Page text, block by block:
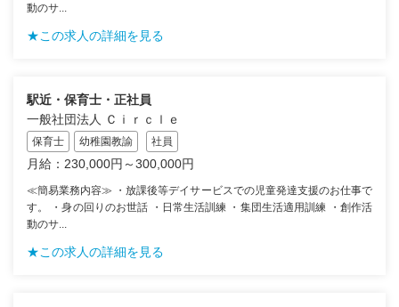
動のサ...
★この求人の詳細を見る
駅近・保育士・正社員
一般社団法人 Ｃｉｒｃｌｅ
保育士 幼稚園教諭 社員
月給：230,000円～300,000円
≪簡易業務内容≫ ・放課後等デイサービスでの児童発達支援のお仕事で
す。 ・身の回りのお世話 ・日常生活訓練 ・集団生活適用訓練 ・創作活
動のサ...
★この求人の詳細を見る